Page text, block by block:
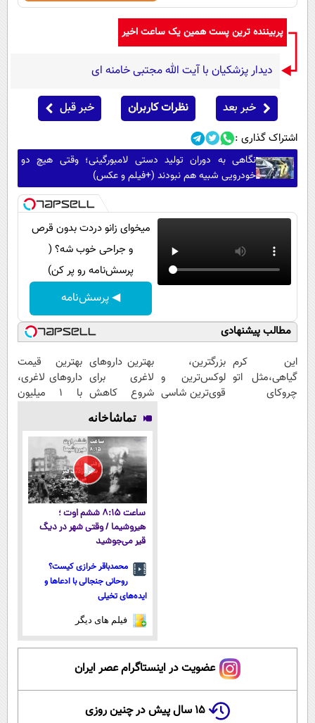
پربیننده ترین پست همین یک ساعت اخیر
دیدار پزشکیان با آیت الله مجتبی خامنه ای
خبر بعد نظرات کاربران خبر قبل
اشتراک گذاری :
نگاهی به دوران تولید دستی لامبورگینی؛ وقتی هیچ دو
خودرویی شبیه هم نبودند (+فیلم و عکس)
میخوای زانو دردت بدون قرص
و جراحی خوب شه؟ (
پرسش‌نامه رو پر کن)
◀ پرسش‌نامه
مطالب پیشنهادی
این کرم
گیاهی،مثل اتو
چروکای
بزرگترین،
لوکس‌ترین و
قوی‌ترین شاسی
بهترین داروهای
لاغری برای
شروع کاهش
وزن، ارسال از
داروخانه های
نزدیکت!
بهترین قیمت
داروهای لاغری،
با ۱ میلیون
تماشاخانه
ساعت ۸:۱۵ ششم اوت ؛
هیروشیما / وقتی شهر در دیگ
قیر می‌جوشید
محمدباقر خرازی کیست؟
روحانی جنجالی با ادعاها و
ایده‌های تخیلی
فیلم های دیگر
عضویت در اینستاگرام عصر ایران
۱۵ سال پیش در چنین روزی